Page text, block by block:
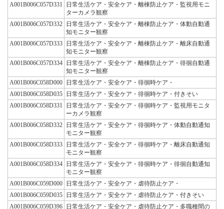
A001B006C057D331
日常生活ケア・安全ケア・離棟防止ケア・監視用モニ
ターカメラ観察
A001B006C057D332
日常生活ケア・安全ケア・離棟防止ケア・体動自動通
知モニター観察
A001B006C057D333
日常生活ケア・安全ケア・離棟防止ケア・離床自動通
知モニター観察
A001B006C057D334
日常生活ケア・安全ケア・離棟防止ケア・徘徊自動通
知モニター観察
A001B006C058D000
日常生活ケア・安全ケア・徘徊時ケア・
A001B006C058D035
日常生活ケア・安全ケア・徘徊時ケア・付きそい
A001B006C058D331
日常生活ケア・安全ケア・徘徊時ケア・監視用モニタ
ーカメラ観察
A001B006C058D332
日常生活ケア・安全ケア・徘徊時ケア・体動自動通知
モニター観察
A001B006C058D333
日常生活ケア・安全ケア・徘徊時ケア・離床自動通知
モニター観察
A001B006C058D334
日常生活ケア・安全ケア・徘徊時ケア・徘徊自動通知
モニター観察
A001B006C059D000
日常生活ケア・安全ケア・虐待防止ケア・
A001B006C059D035
日常生活ケア・安全ケア・虐待防止ケア・付きそい
A001B006C059D396
日常生活ケア・安全ケア・虐待防止ケア・多職種間の